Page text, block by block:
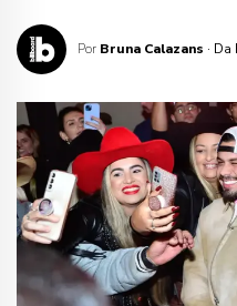
Por Bruna Calazans ·